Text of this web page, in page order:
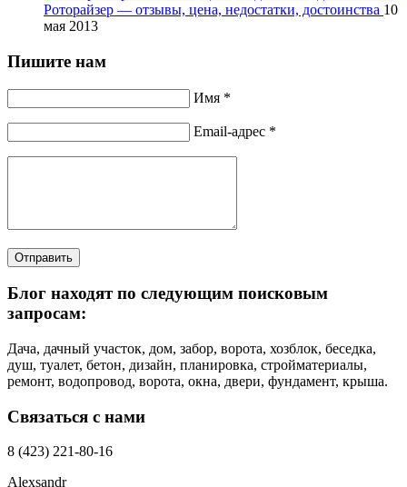
Роторайзер — отзывы, цена, недостатки, достоинства 10
мая 2013
Пишите нам
Имя *
Email-адрес *
Отправить
Блог находят по следующим поисковым
запросам:
Дача, дачный участок, дом, забор, ворота, хозблок, беседка,
душ, туалет, бетон, дизайн, планировка, стройматериалы,
ремонт, водопровод, ворота, окна, двери, фундамент, крыша.
Связаться с нами
8 (423) 221-80-16
Alexsandr